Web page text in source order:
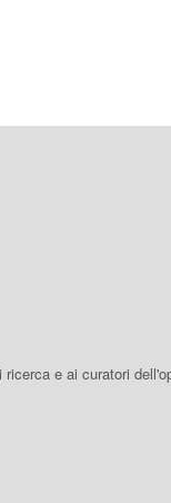
e ai curatori